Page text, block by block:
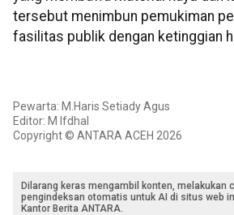
tersebut menimbun pemukiman
fasilitas publik dengan ketinggian
Pewarta: M.Haris Setiady Agus
Editor: M Ifdhal
Copyright © ANTARA ACEH 2026
Dilarang keras mengambil konten, melakukan
pengindeksan otomatis untuk AI di situs web
Kantor Berita ANTARA.